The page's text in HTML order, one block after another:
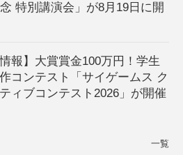
特別講演会」が8月19日に開
情報】大賞賞金100万円！学生
コンテスト「サイゲームス ク
ィブコンテスト2026」が開催
一覧